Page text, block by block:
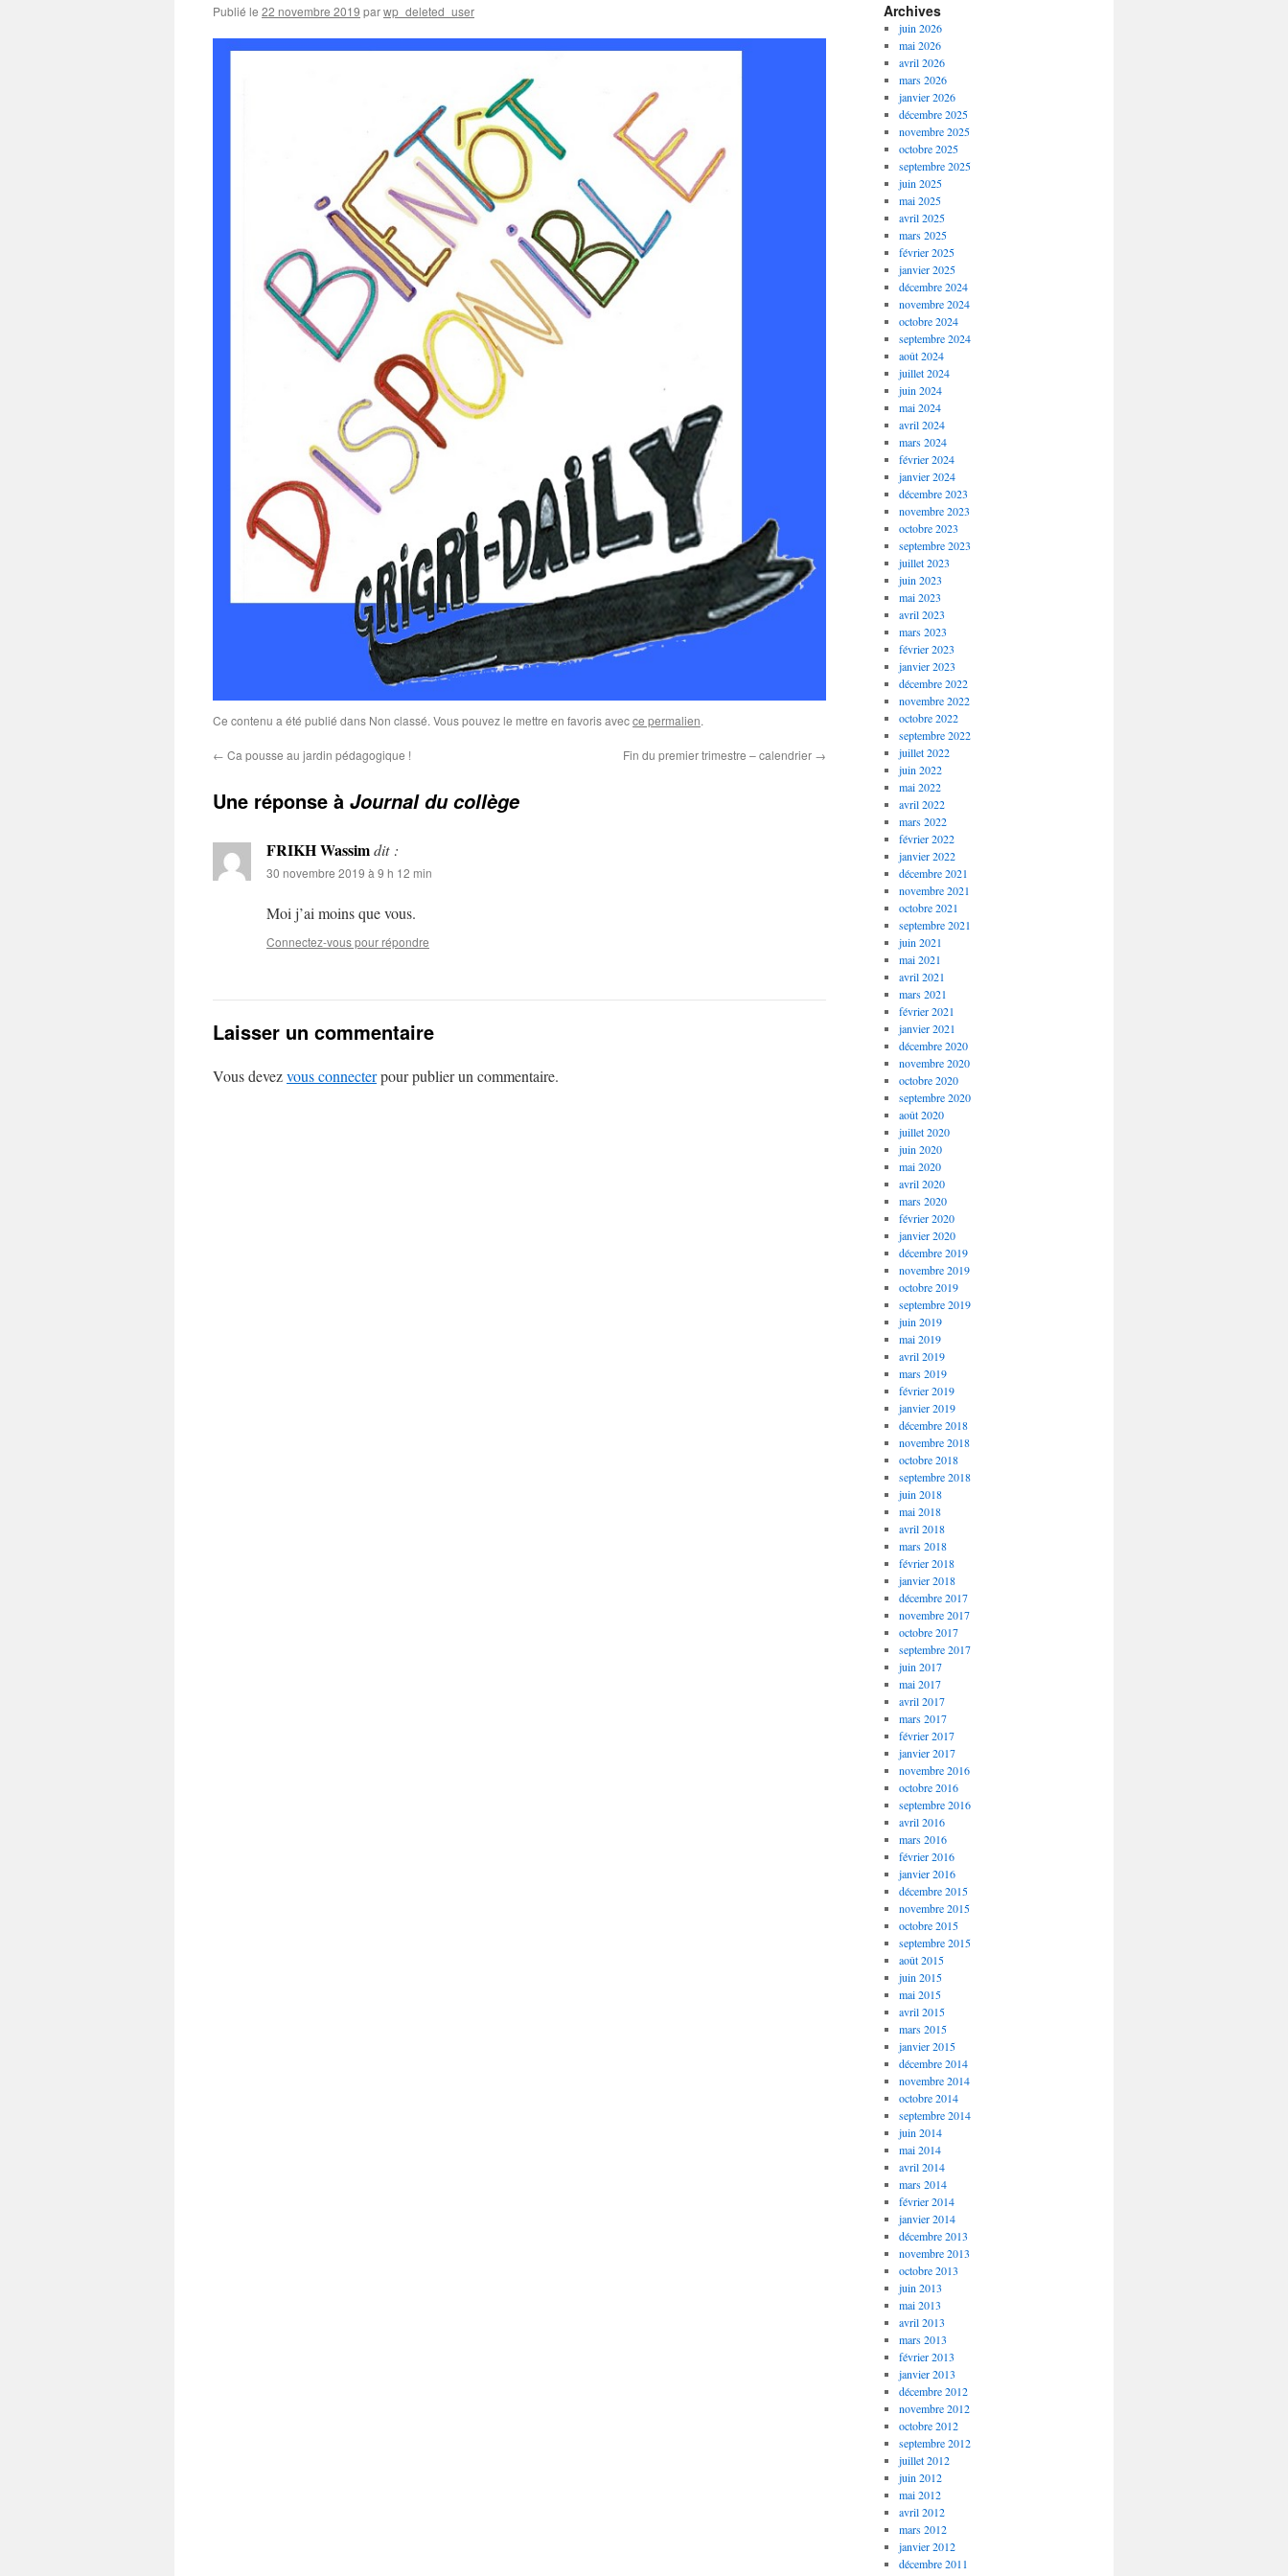
Publié le 22 novembre 2019 parwp_deleted_user
Ce contenu a été publié dans Non classé. Vous pouvez le mettre en favoris avecce permalien.
← Ca pousse au jardin pédagogique ! Fin du premier trimestre – calendrier →
Une réponse à Journal du collège
FRIKH Wassimdit :
30 novembre 2019 à 9 h 12 min
Moi j’ai moins que vous.
Connectez-vous pour répondre
Laisser un commentaire
Vous devezvous connecterpour publier un commentaire.
Archives
juin 2026
mai 2026
avril 2026
mars 2026
janvier 2026
décembre 2025
novembre 2025
octobre 2025
septembre 2025
juin 2025
mai 2025
avril 2025
mars 2025
février 2025
janvier 2025
décembre 2024
novembre 2024
octobre 2024
septembre 2024
août 2024
juillet 2024
juin 2024
mai 2024
avril 2024
mars 2024
février 2024
janvier 2024
décembre 2023
novembre 2023
octobre 2023
septembre 2023
juillet 2023
juin 2023
mai 2023
avril 2023
mars 2023
février 2023
janvier 2023
décembre 2022
novembre 2022
octobre 2022
septembre 2022
juillet 2022
juin 2022
mai 2022
avril 2022
mars 2022
février 2022
janvier 2022
décembre 2021
novembre 2021
octobre 2021
septembre 2021
juin 2021
mai 2021
avril 2021
mars 2021
février 2021
janvier 2021
décembre 2020
novembre 2020
octobre 2020
septembre 2020
août 2020
juillet 2020
juin 2020
mai 2020
avril 2020
mars 2020
février 2020
janvier 2020
décembre 2019
novembre 2019
octobre 2019
septembre 2019
juin 2019
mai 2019
avril 2019
mars 2019
février 2019
janvier 2019
décembre 2018
novembre 2018
octobre 2018
septembre 2018
juin 2018
mai 2018
avril 2018
mars 2018
février 2018
janvier 2018
décembre 2017
novembre 2017
octobre 2017
septembre 2017
juin 2017
mai 2017
avril 2017
mars 2017
février 2017
janvier 2017
novembre 2016
octobre 2016
septembre 2016
avril 2016
mars 2016
février 2016
janvier 2016
décembre 2015
novembre 2015
octobre 2015
septembre 2015
août 2015
juin 2015
mai 2015
avril 2015
mars 2015
janvier 2015
décembre 2014
novembre 2014
octobre 2014
septembre 2014
juin 2014
mai 2014
avril 2014
mars 2014
février 2014
janvier 2014
décembre 2013
novembre 2013
octobre 2013
juin 2013
mai 2013
avril 2013
mars 2013
février 2013
janvier 2013
décembre 2012
novembre 2012
octobre 2012
septembre 2012
juillet 2012
juin 2012
mai 2012
avril 2012
mars 2012
janvier 2012
décembre 2011